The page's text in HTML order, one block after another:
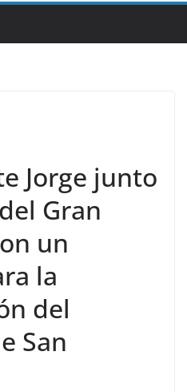
Jorge junto
Gran
un
la
del
San